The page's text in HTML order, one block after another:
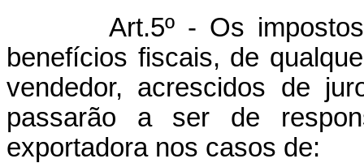
Art.5º - Os
benefícios fiscais, de
vendedor, acrescidos de
passarão a ser de
exportadora nos casos de: